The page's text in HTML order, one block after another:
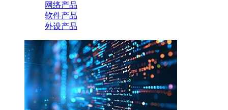
网络产品
软件产品
外设产品